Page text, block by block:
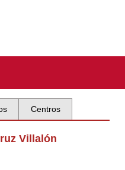
Centros
Villalón